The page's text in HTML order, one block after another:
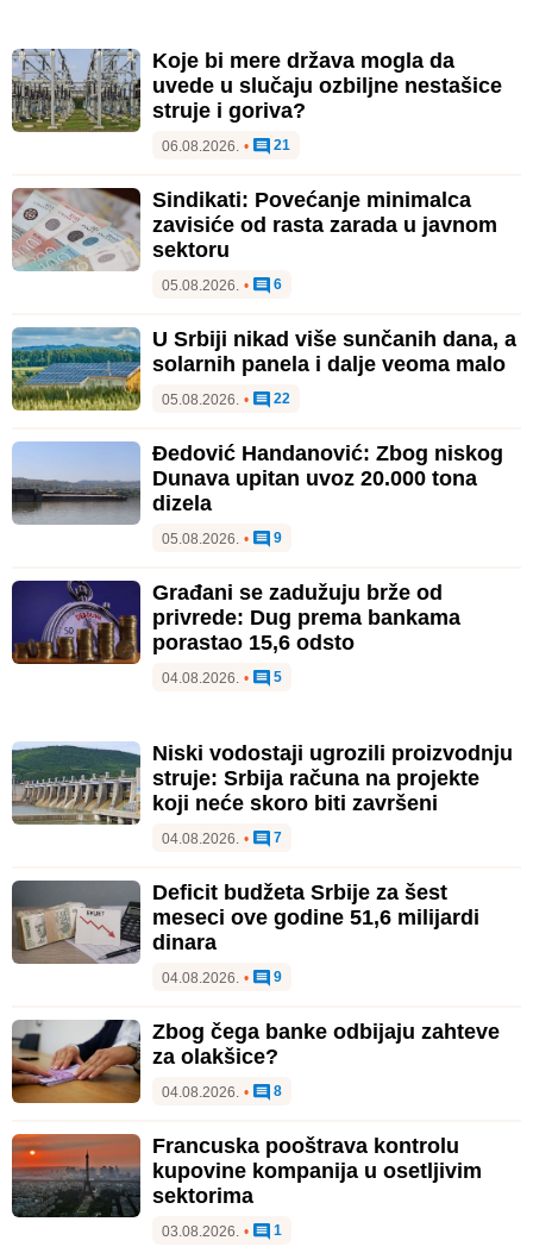
Koje bi mere država mogla da
uvede u slučaju ozbiljne nestašice
struje i goriva?
06.08.2026. • 21
Sindikati: Povećanje minimalca
zavisiće od rasta zarada u javnom
sektoru
05.08.2026. • 6
U Srbiji nikad više sunčanih dana, a
solarnih panela i dalje veoma malo
05.08.2026. • 22
Đedović Handanović: Zbog niskog
Dunava upitan uvoz 20.000 tona
dizela
05.08.2026. • 9
Građani se zadužuju brže od
privrede: Dug prema bankama
porastao 15,6 odsto
04.08.2026. • 5
Niski vodostaji ugrozili proizvodnju
struje: Srbija računa na projekte
koji neće skoro biti završeni
04.08.2026. • 7
Deficit budžeta Srbije za šest
meseci ove godine 51,6 milijardi
dinara
04.08.2026. • 9
Zbog čega banke odbijaju zahteve
za olakšice?
04.08.2026. • 8
Francuska pooštrava kontrolu
kupovine kompanija u osetljivim
sektorima
03.08.2026. • 1